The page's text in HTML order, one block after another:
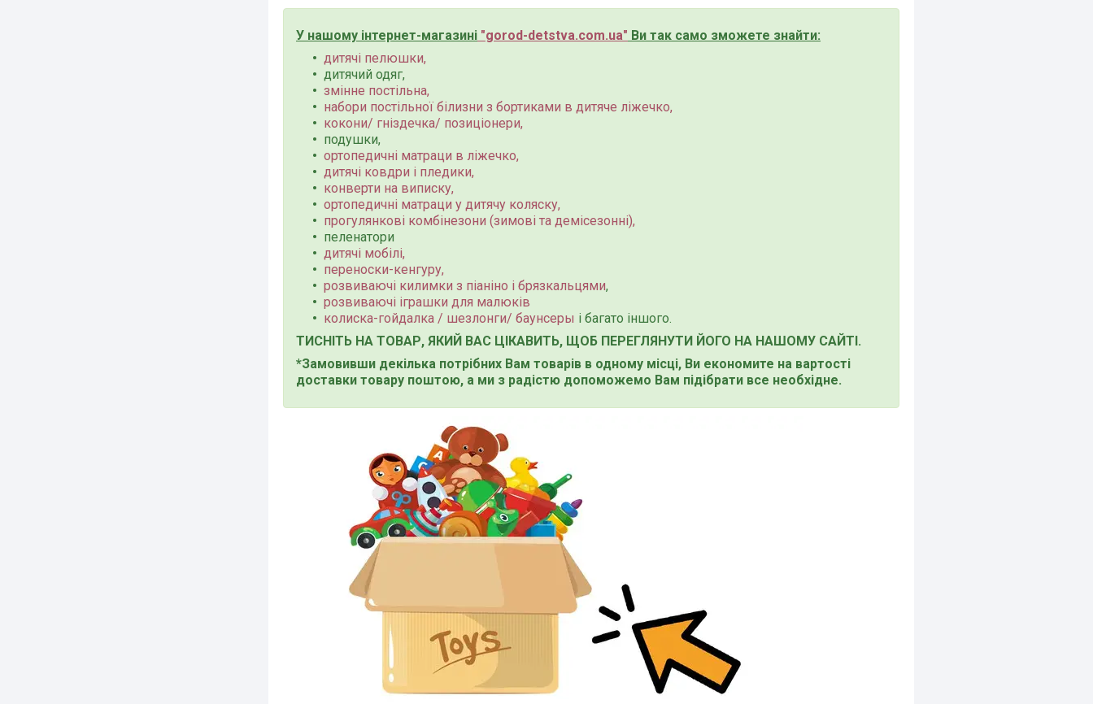
У нашому інтернет-магазині "gorod-detstva.com.ua" Ви так само зможете знайти:
дитячі пелюшки,
дитячий одяг,
змінне постільна,
набори постільної білизни з бортиками в дитяче ліжечко,
кокони/ гніздечка/ позиціонери,
подушки,
ортопедичні матраци в ліжечко,
дитячі ковдри і пледики,
конверти на виписку,
ортопедичні матраци у дитячу коляску,
прогулянкові комбінезони (зимові та демісезонні),
пеленатори
дитячі мобілі,
переноски-кенгуру,
розвиваючі килимки з піаніно і брязкальцями,
розвиваючі іграшки для малюків
колиска-гойдалка / шезлонги/ баунсеры і багато іншого.
ТИСНІТЬ НА ТОВАР, ЯКИЙ ВАС ЦІКАВИТЬ, ЩОБ ПЕРЕГЛЯНУТИ ЙОГО НА НАШОМУ САЙТІ.
*Замовивши декілька потрібних Вам товарів в одному місці, Ви економите на вартості
доставки товару поштою, а ми з радістю допоможемо Вам підібрати все необхідне.